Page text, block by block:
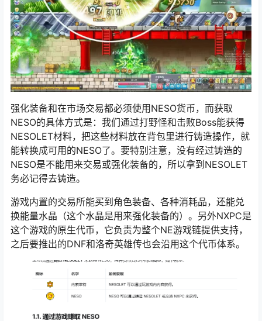
强化装备和在市场交易都必须使用NESO货币，而获取
NESO的具体方式是：我们通过打野怪和击败Boss能获得
NESOLET材料，把这些材料放在背包里进行铸造操作，就
能转换成可用的NESO了。要特别注意，没有经过铸造的
NESO是不能用来交易或强化装备的，所以拿到NESOLET
务必记得去铸造。
游戏内置的交易所能买到角色装备、各种消耗品，还能兑
换能量水晶（这个水晶是用来强化装备的）。另外NXPC是
这个游戏的原生代币，它负责为整个NE游戏链提供支持，
之后要推出的DNF和洛奇英雄传也会沿用这个代币体系。